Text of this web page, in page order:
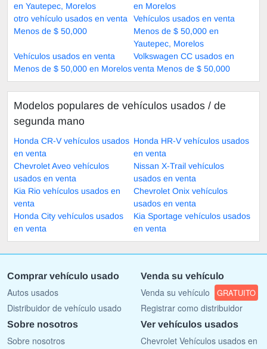
en Yautepec, Morelos
en Morelos
otro vehículo usados en venta
Menos de $ 50,000
Vehículos usados en venta
Menos de $ 50,000 en
Yautepec, Morelos
Vehículos usados en venta
Menos de $ 50,000 en Morelos
Volkswagen CC usados en
venta Menos de $ 50,000
Modelos populares de vehículos usados ​​/ de
segunda mano
Honda CR-V vehículos usados
en venta
Honda HR-V vehículos usados
en venta
Chevrolet Aveo vehículos
usados en venta
Nissan X-Trail vehículos
usados en venta
Kia Rio vehículos usados en
venta
Chevrolet Onix vehículos
usados en venta
Honda City vehículos usados
en venta
Kia Sportage vehículos usados
en venta
Comprar vehículo usado
Autos usados
Distribuidor de vehículo usado
Venda su vehículo
Venda su vehículo GRATUITO
Registrar como distribuidor
Sobre nosotros
Sobre nosotros
Ver vehículos usados
Chevrolet Vehículos usados en